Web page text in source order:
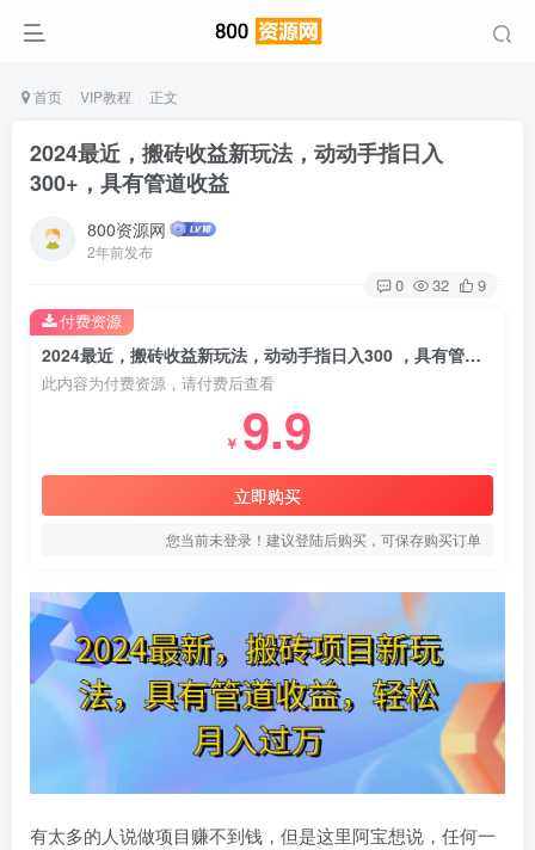
首页 VIP教程 正文
2024最近，搬砖收益新玩法，动动手指日入
300+，具有管道收益
800资源网
2年前发布
0 32 9
2024最近，搬砖收益新玩法，动动手指日入300 ，具有管道收益
此内容为付费资源，请付费后查看
￥ 9.9
立即购买
您当前未登录！建议登陆后购买，可保存购买订单
付费资源
有太多的人说做项目赚不到钱，但是这里阿宝想说，任何一